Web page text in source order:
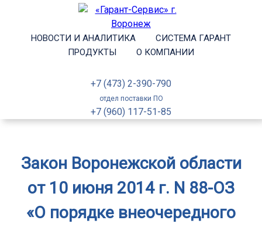
НОВОСТИ И АНАЛИТИКА
СИСТЕМА ГАРАНТ
ПРОДУКТЫ
О КОМПАНИИ
+7 (473) 2-390-790
отдел поставки ПО
+7 (960) 117-51-85
Закон Воронежской области
от 10 июня 2014 г. N 88-ОЗ
«О порядке внеочередного